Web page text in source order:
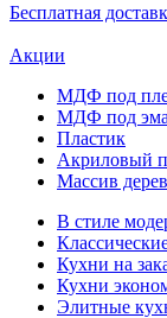
Бесплатная
Акции
МДФ под
МДФ под
Пластик
Акриловый
Массив
В стиле
Кухни на
Кухни
Элитные